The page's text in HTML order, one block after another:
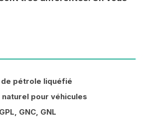
de pétrole liquéfié
naturel pour véhicules
GNC, GNL